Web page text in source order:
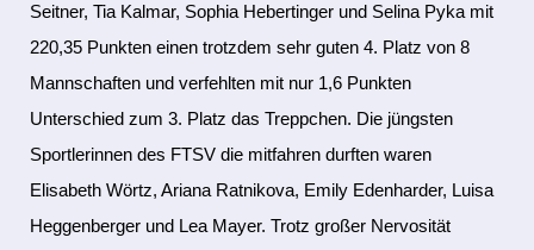
Seitner, Tia Kalmar, Sophia Hebertinger und Selina Pyka mit
220,35 Punkten einen trotzdem sehr guten 4. Platz von 8
Mannschaften und verfehlten mit nur 1,6 Punkten
Unterschied zum 3. Platz das Treppchen. Die jüngsten
Sportlerinnen des FTSV die mitfahren durften waren
Elisabeth Wörtz, Ariana Ratnikova, Emily Edenharder, Luisa
Heggenberger und Lea Mayer. Trotz großer Nervosität